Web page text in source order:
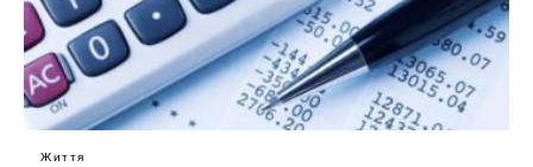
Життя